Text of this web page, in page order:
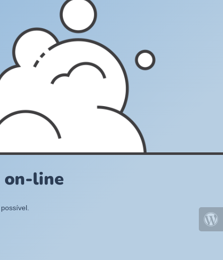
on-line